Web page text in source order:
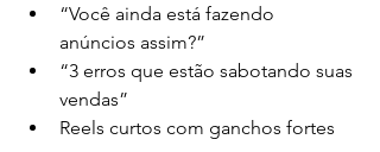
“Você ainda está fazendo
anúncios assim?”
“3 erros que estão sabotando suas
vendas”
Reels curtos com ganchos fortes